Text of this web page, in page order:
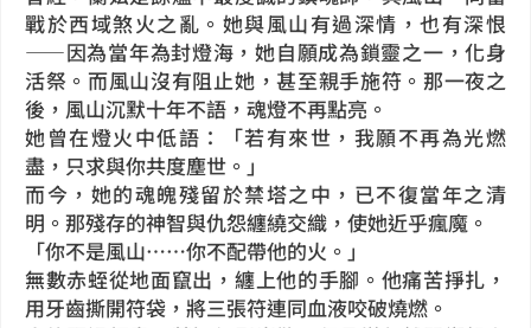
戰於西域煞火之亂。她與風山有過深情，也有深恨
——因為當年為封燈海，她自願成為鎖靈之一，化身
活祭。而風山沒有阻止她，甚至親手施符。那一夜之
後，風山沉默十年不語，魂燈不再點亮。
她曾在燈火中低語：「若有來世，我願不再為光燃
盡，只求與你共度塵世。」
而今，她的魂魄殘留於禁塔之中，已不復當年之清
明。那殘存的神智與仇怨纏繞交織，使她近乎瘋魔。
「你不是風山……你不配帶他的火。」
無數赤蛭從地面竄出，纏上他的手腳。他痛苦掙扎，
用牙齒撕開符袋，將三張符連同血液咬破燒燃。